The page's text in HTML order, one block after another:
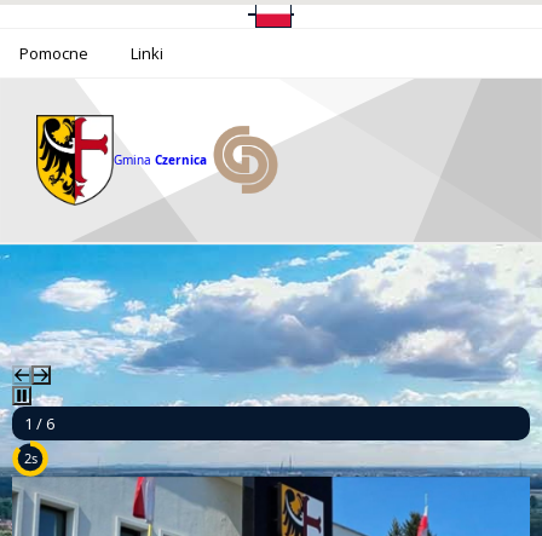
Pomocne Linki
Gmina Czernica
2 / 6
9s
Informacja o funkcjonowaniu Urzędu Gminy Czernica w dniu 14 sierpnia 2026 r.